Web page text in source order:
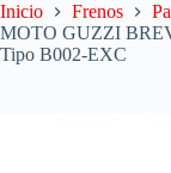
Inicio Frenos
MOTO GUZZI
Tipo B002-EXC